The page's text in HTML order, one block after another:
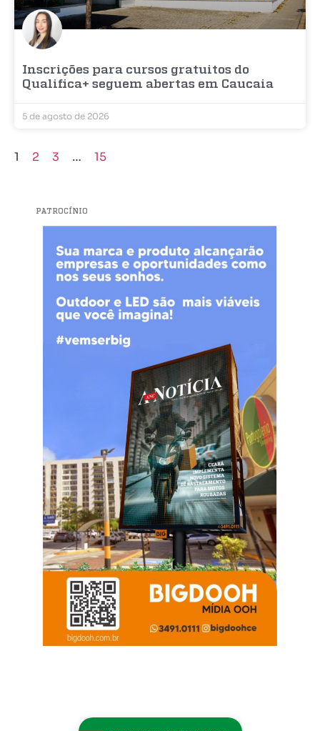
Inscrições para cursos gratuitos do
Qualifica+ seguem abertas em Caucaia
5 de agosto de 2026
1 2 3 … 15
PATROCÍNIO